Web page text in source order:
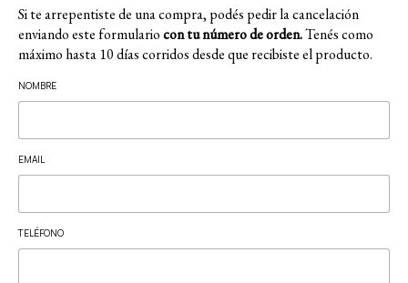
Si te arrepentiste de una compra, podés pedir la cancelación
enviando este formulariocon tu número de orden.Tenés como
máximo hasta 10 días corridos desde que recibiste el producto.
NOMBRE
EMAIL
TELÉFONO